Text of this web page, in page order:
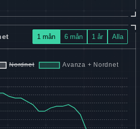
1 mån 6 mån 1 år Alla